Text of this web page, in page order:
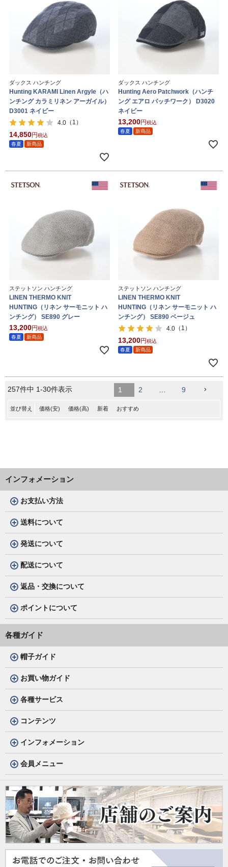
ダックス ハンチング
Hunting KARAMI Linen Argyle（ハ
ンチング カラミリネン アーガイル）
D3001 ネイビー
4.0 （1）
14,850
税込
春夏
新商品
ダックス ハンチング
Hunting Aero Patchwork（ハンチ
ング エアロ パッチワーク） D3020
ネイビー
13,200
税込
春夏
新商品
ステットソン ハンチング
LINEN THERMO KNIT
HUNTING（リネン サーモニット ハ
ンチング） SE890 グレー
13,200
税込
春夏
新商品
ステットソン ハンチング
LINEN THERMO KNIT
HUNTING（リネン サーモニット ハ
ンチング） SE890 ベージュ
4.0 （1）
13,200
税込
春夏
新商品
並び替え 価格(安) 価格(高) 新着 おすすめ
257件中 1-30件表示 1 2 … 9
インフォメーション
お支払い方法
送料について
発送について
配送について
返品・交換について
ポイントについて
各種ガイド
帽子ガイド
お買い物ガイド
各種サービス
コンテンツ
インフォメーション
会員メニュー